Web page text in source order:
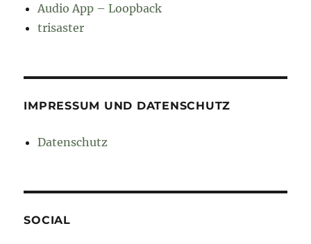
Audio App – Loopback
trisaster
IMPRESSUM UND DATENSCHUTZ
Datenschutz
SOCIAL